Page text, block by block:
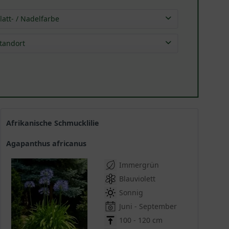
/ Nadelfarbe
grün
Afrikanische Schmucklilie
Agapanthus africanus
Immergrün
Blauviolett
Sonnig
Juni - September
100 - 120 cm